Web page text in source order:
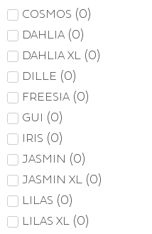
COSMOS (0)
DAHLIA (0)
DAHLIA XL (0)
DILLE (0)
FREESIA (0)
GUI (0)
IRIS (0)
JASMIN (0)
JASMIN XL (0)
LILAS (0)
LILAS XL (0)